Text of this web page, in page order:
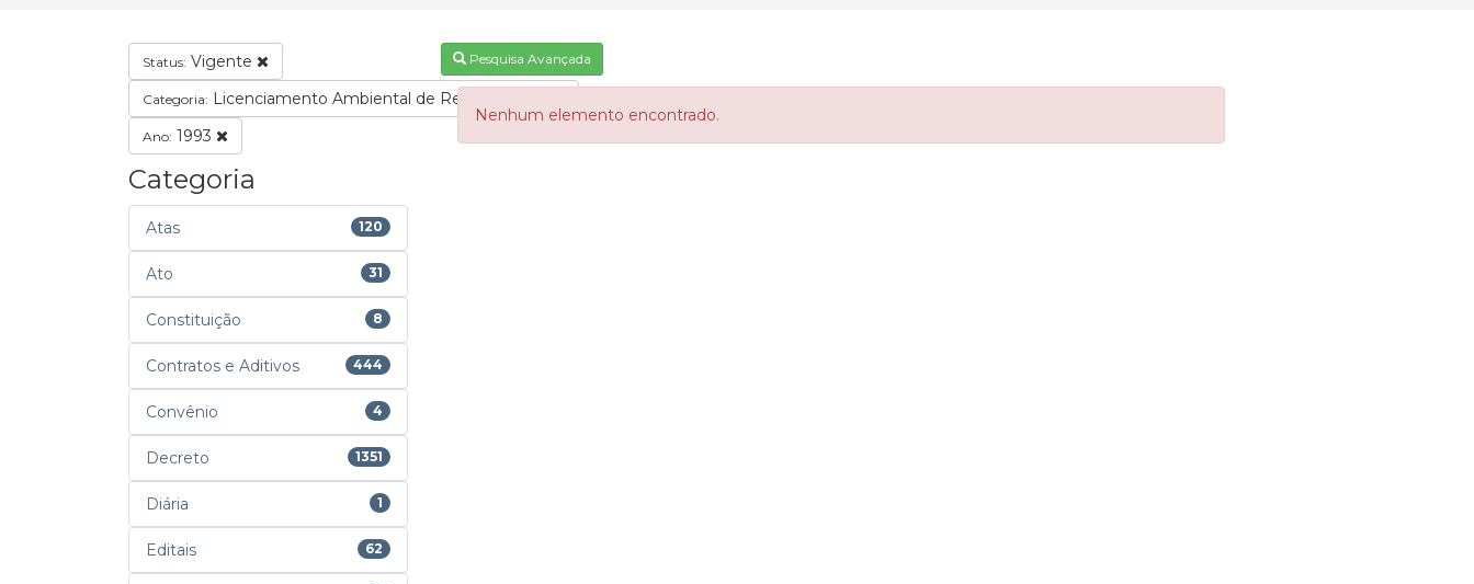
Status: Vigente
Categoria: Licenciamento Ambiental de Regularização
Ano: 1993
Categoria
Atas 120
Ato 31
Constituição 8
Contratos e Aditivos 444
Convênio 4
Decreto 1351
Diária 1
Editais 62
Pesquisa Avançada
Nenhum elemento encontrado.